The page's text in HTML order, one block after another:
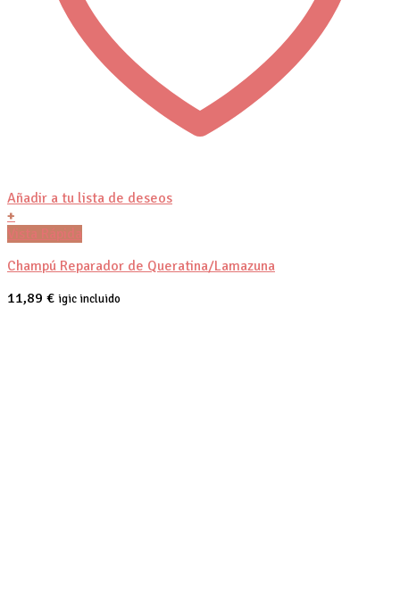
Añadir a tu lista de deseos
+
Vista Rápida
Champú Reparador de Queratina/Lamazuna
11,89 € igic incluido